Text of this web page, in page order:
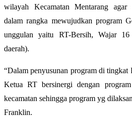
wilayah Kecamatan Mentarang agar
dalam rangka mewujudkan program
unggulan yaitu RT-Bersih, Wajar
daerah).
“Dalam penyusunan program di tingkat
Ketua RT bersinergi dengan
kecamatan sehingga program yg
Franklin.